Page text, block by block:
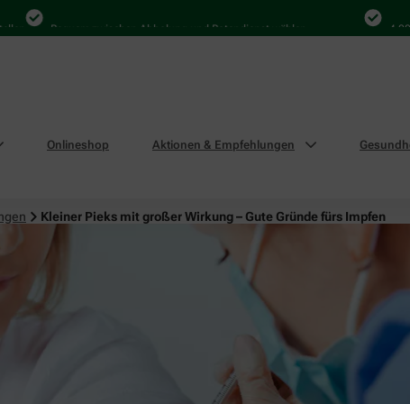
Bequem zwischen Abholung und Botendienst wählen 4.000
Onlineshop Aktionen & Empfehlungen
Kleiner Pieks mit großer Wirkung – Gute Gründe fürs Impfen